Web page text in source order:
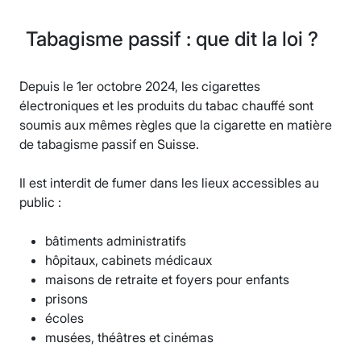
Tabagisme passif : que dit la loi ?
Depuis le 1er octobre 2024, les cigarettes
électroniques et les produits du tabac chauffé sont
soumis aux mêmes règles que la cigarette en matière
de tabagisme passif en Suisse.
Il est interdit de fumer dans les lieux accessibles au
public :
bâtiments administratifs
hôpitaux, cabinets médicaux
maisons de retraite et foyers pour enfants
prisons
écoles
musées, théâtres et cinémas